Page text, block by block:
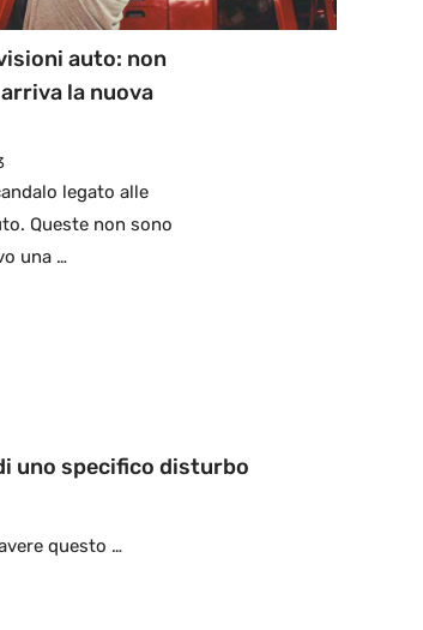
auto: non
la nuova
legato alle
Queste non sono
una …
uno specifico disturbo
questo …